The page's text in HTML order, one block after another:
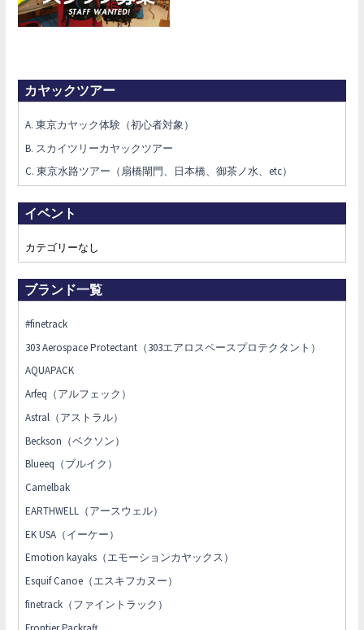
カヤックツアー
A. 東京カヤック体験（初心者対象）
B. スカイツリーカヤックツアー
C. 東京水路ツアー（扇橋閘門、日本橋、御茶ノ水、etc）
イベント
カテゴリーなし
ブランド一覧
#finetrack
303 Aerospace Protectant（303エアロスペースプロテクタント）
AQUAPACK
Arfeq（アルフェック）
Astral（アストラル）
Beckson（ベクソン）
Blueeq（ブルイク）
Camelbak
EARTHWELL（アースウェル）
EK USA（イーケー）
Emotion kayaks（エモーションカヤックス）
Esquif Canoe（エスキフカヌー）
finetrack（ファイントラック）